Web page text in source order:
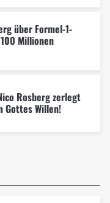
über Formel-1-
Millionen
Rosberg zerlegt
Gottes Willen!